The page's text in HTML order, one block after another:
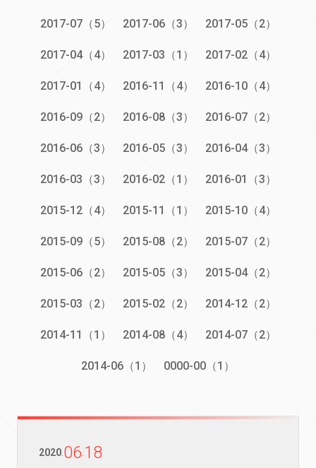
2017-07（5） 2017-06（3） 2017-05（2）
2017-04（4） 2017-03（1） 2017-02（4）
2017-01（4） 2016-11（4） 2016-10（4）
2016-09（2） 2016-08（3） 2016-07（2）
2016-06（3） 2016-05（3） 2016-04（3）
2016-03（3） 2016-02（1） 2016-01（3）
2015-12（4） 2015-11（1） 2015-10（4）
2015-09（5） 2015-08（2） 2015-07（2）
2015-06（2） 2015-05（3） 2015-04（2）
2015-03（2） 2015-02（2） 2014-12（2）
2014-11（1） 2014-08（4） 2014-07（2）
2014-06（1） 0000-00（1）
2020 06 18